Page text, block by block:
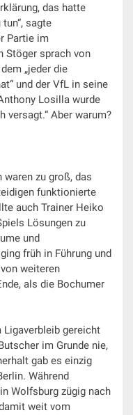
das hatte
sagte
Partie im
Stöger sprach von
„jeder die
und der VfL in seine
Losilla wurde
versagt.“ Aber warum?
waren zu groß, das
funktionierte
auch Trainer Heiko
Lösungen zu
und
früh in Führung und
weiteren
als die Bochumer
Ligaverbleib gereicht
im Grunde nie,
gab es einzig
Während
Wolfsburg zügig nach
weit vom